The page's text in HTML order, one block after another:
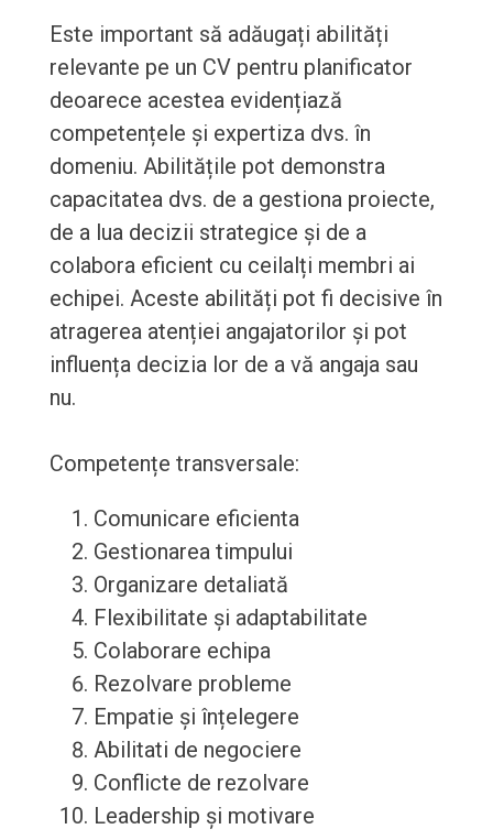
Este important să adăugați abilități
relevante pe un CV pentru planificator
deoarece acestea evidențiază
competențele și expertiza dvs. în
domeniu. Abilitățile pot demonstra
capacitatea dvs. de a gestiona proiecte,
de a lua decizii strategice și de a
colabora eficient cu ceilalți membri ai
echipei. Aceste abilități pot fi decisive în
atragerea atenției angajatorilor și pot
influența decizia lor de a vă angaja sau
nu.
Competențe transversale:
Comunicare eficienta
Gestionarea timpului
Organizare detaliată
Flexibilitate și adaptabilitate
Colaborare echipa
Rezolvare probleme
Empatie și înțelegere
Abilitati de negociere
Conflicte de rezolvare
Leadership și motivare